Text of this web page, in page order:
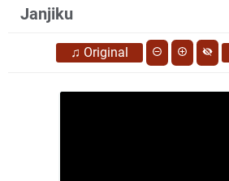
Janjiku
♫ Original